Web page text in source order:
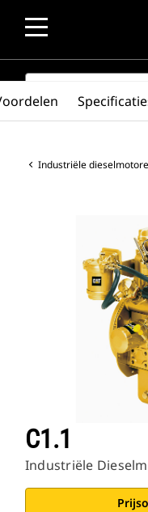
SEARCH
Industriële
C1.1
Industriële